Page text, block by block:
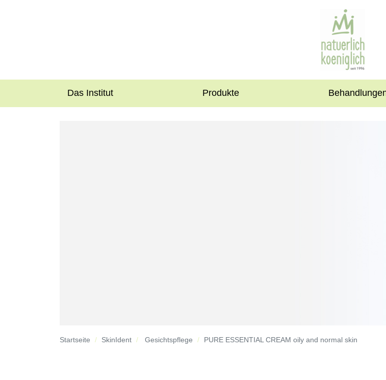
Das Institut Produkte
Startseite SkinIdent Gesichtspflege PURE ESSENTIAL CREAM oily and normal skin